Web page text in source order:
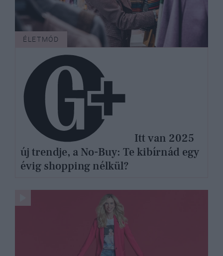
ÉLETMÓD
új trendje, a No-Buy: Te kibírnád egy
évig shopping nélkül?